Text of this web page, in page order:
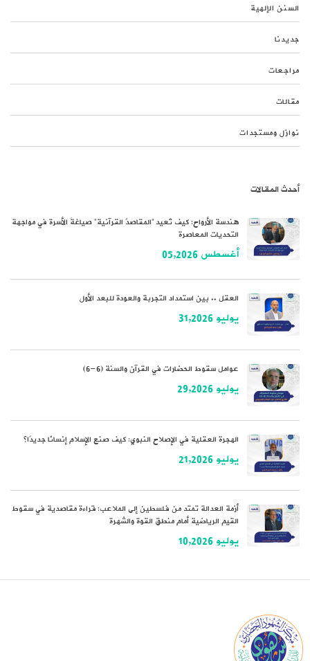
السنن الإلهية
جديدنا
مراجعات
مقالات
نوازل ومستجدات
أحدث المقالات
هندسة الأرواح: كيف تُعيد “المقاصدُ القرآنية” صياغةَ الأسرة في مواجهة
التحديات المعاصرة
أغسطس 05,2026
العقل .. بين استمداد التجربة والعودة للبعد الأول
يوليو 31,2026
عوامل سقوط الحضارات في القرآن والسنة (6-6)
يوليو 29,2026
الهجرة العقلية في الإصلاح النبوي: كيف صنع الإسلام إنسانًا جديدًا؟
يوليو 21,2026
أزمة العدالة تمتد من فلسطين إلى الملاعب: قراءة مقاصدية في سقوط
القيم الرياضية أمام منطق القوة والشهرة
يوليو 10,2026